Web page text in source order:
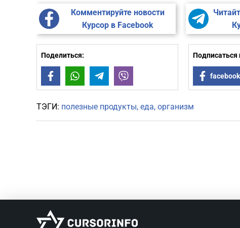
Комментируйте новости
Курсор в Facebook
Поделиться:
FacebookWhatsAppTelegram
Подписаться
facebook
ТЭГИ: полезные продукты еда организм